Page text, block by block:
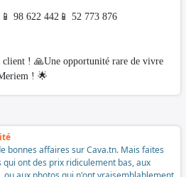
98 622 442📱 52 773 876
! 🙏Une opportunité rare de vivre
! 🌟
bonnes affaires sur Cava.tn. Mais faites
ont des prix ridiculement bas, aux